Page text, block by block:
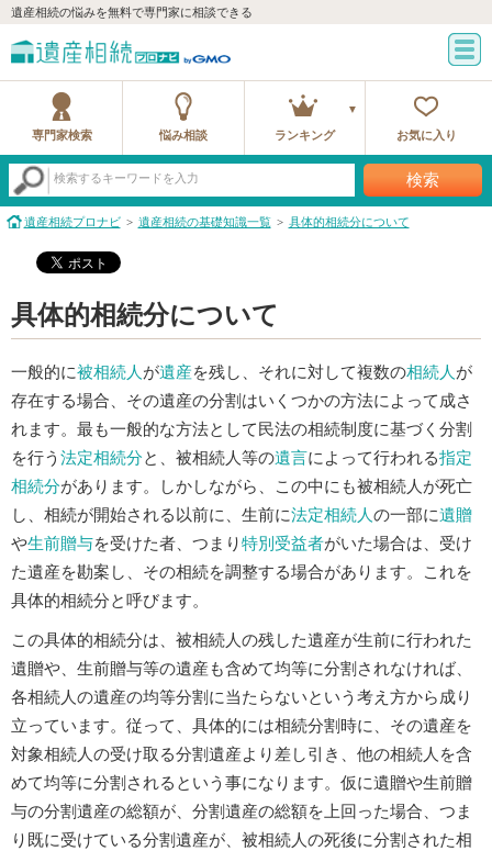
遺産相続の悩みを無料で専門家に相談できる
専門家検索 悩み相談 ランキング お気に入り
検索するキーワードを入力 検索
遺産相続プロナビ 遺産相続の基礎知識一覧 具体的相続分について
具体的相続分について
一般的に被相続人が遺産を残し、それに対して複数の相続人が
存在する場合、その遺産の分割はいくつかの方法によって成さ
れます。最も一般的な方法として民法の相続制度に基づく分割
を行う 法定相続分と、被相続人等の遺言によって行われる指定
相続分があります。しかしながら、この中にも被相続人が死亡
し、相続が開始される以前に、生前に法定相続人の一部に遺贈
や生前贈与を受けた者、つまり特別受益者がいた場合は、受け
た遺産を勘案し、その相続を調整する場合があります。これを
具体的相続分と呼びます。
この具体的相続分は、被相続人の残した遺産が生前に行われた
遺贈や、生前贈与等の遺産も含めて均等に分割されなければ、
各相続人の遺産の均等分割に当たらないという考え方から成り
立っています。従って、具体的には相続分割時に、その遺産を
対象相続人の受け取る分割遺産より差し引き、他の相続人を含
めて均等に分割されるという事になります。仮に遺贈や生前贈
与の分割遺産の総額が、分割遺産の総額を上回った場合、つま
り既に受けている分割遺産が、被相続人の死後に分割された相